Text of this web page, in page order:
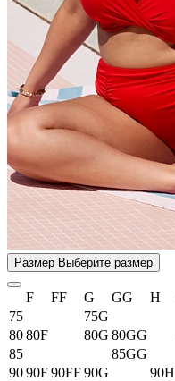
Размер Выберите размер
F FF G GG H
75
75G
8080F 80G 80GG
85
85GG
9090F90FF90G
90H